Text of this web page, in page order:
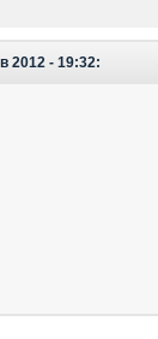
2012 - 19:32: